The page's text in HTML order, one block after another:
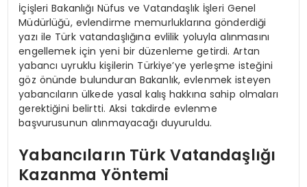
İçişleri Bakanlığı Nüfus ve Vatandaşlık İşleri Genel
Müdürlüğü, evlendirme memurluklarına gönderdiği
yazı ile Türk vatandaşlığına evlilik yoluyla alınmasını
engellemek için yeni bir düzenleme getirdi. Artan
yabancı uyruklu kişilerin Türkiye’ye yerleşme isteğini
göz önünde bulunduran Bakanlık, evlenmek isteyen
yabancıların ülkede yasal kalış hakkına sahip olmaları
gerektiğini belirtti. Aksi takdirde evlenme
başvurusunun alınmayacağı duyuruldu.
Yabancıların Türk Vatandaşlığı
Kazanma Yöntemi